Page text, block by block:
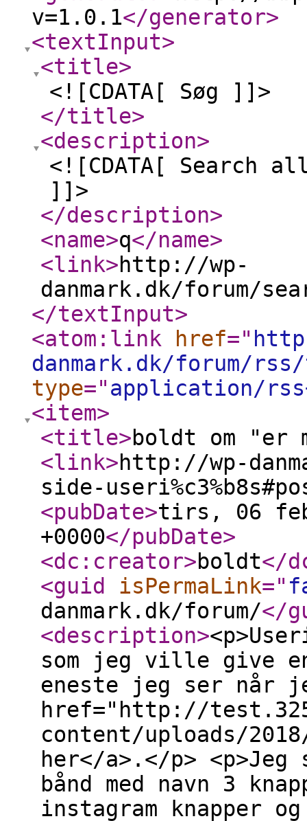
v=1.0.1</generator>
<textInput>
<title>
<![CDATA[ Søg ]]>
</title>
<description>
<![CDATA[ Search
]]>
</description>
<name>q</name>
<link>http://wp-
danmark.dk/forum/
</textInput>
<atom:link
href="
danmark.dk/forum/
type="application/
<item>
<title>boldt om "er
<link>http://wp-
side-
<pubDate>tirs, 06 feb
+0000</pubDate>
<dc:creator>boldt</
<guid
isPermaLink="
danmark.dk/forum/</
<description>
som jeg ville give
eneste jeg ser når
href="http://
content/uploads/
her</a>.</p>
bånd med navn 3
instagram knapper